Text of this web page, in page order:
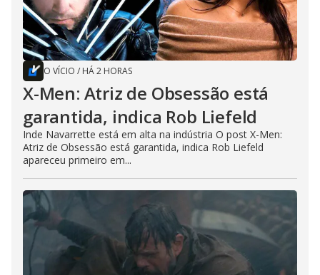
O VÍCIO / HÁ 2 HORAS
X-Men: Atriz de Obsessão está
garantida, indica Rob Liefeld
Inde Navarrette está em alta na indústria O post X-Men:
Atriz de Obsessão está garantida, indica Rob Liefeld
apareceu primeiro em...